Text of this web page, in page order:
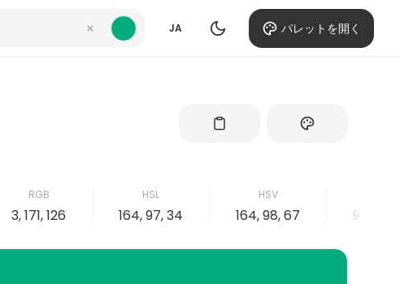
JA パレットを開く
RGB
3, 171, 126
HSL
164, 97, 34
HSV
164, 98, 67 98, 0,